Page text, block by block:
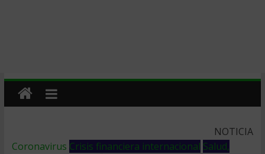
NOTICIA
Coronavirus Crisis financiera internacional Salud,